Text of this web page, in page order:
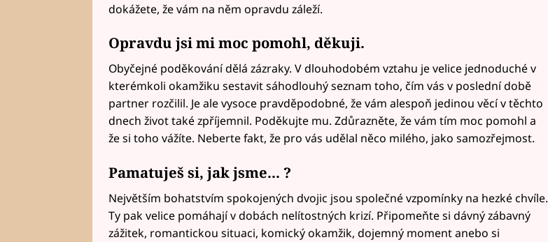
dokážete, že vám na něm opravdu záleží.
Opravdu jsi mi moc pomohl, děkuji.
Obyčejné poděkování dělá zázraky. V dlouhodobém vztahu je velice jednoduché v
kterémkoli okamžiku sestavit sáhodlouhý seznam toho, čím vás v poslední době
partner rozčilil. Je ale vysoce pravděpodobné, že vám alespoň jedinou věcí v těchto
dnech život také zpříjemnil. Poděkujte mu. Zdůrazněte, že vám tím moc pomohl a
že si toho vážíte. Neberte fakt, že pro vás udělal něco milého, jako samozřejmost.
Pamatuješ si, jak jsme... ?
Největším bohatstvím spokojených dvojic jsou společné vzpomínky na hezké chvíle.
Ty pak velice pomáhají v dobách nelítostných krizí. Připomeňte si dávný zábavný
zážitek, romantickou situaci, komický okamžik, dojemný moment anebo si